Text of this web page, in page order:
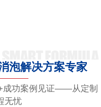
泡解决方案专家
成功案例见证——从定制
无忧